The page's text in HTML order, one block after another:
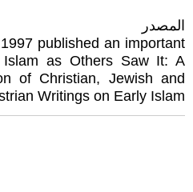
المصدر
published an important
Islam as Others Saw It: A
of Christian, Jewish and
Writings on Early Islam.